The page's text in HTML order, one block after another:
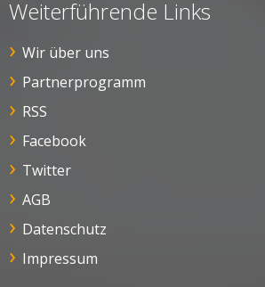
Weiterführende Links
Wir über uns
Partnerprogramm
RSS
Facebook
Twitter
AGB
Datenschutz
Impressum